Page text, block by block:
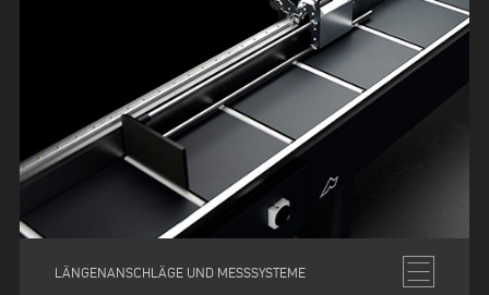
LÄNGENANSCHLÄGE UND MESSSYSTEME